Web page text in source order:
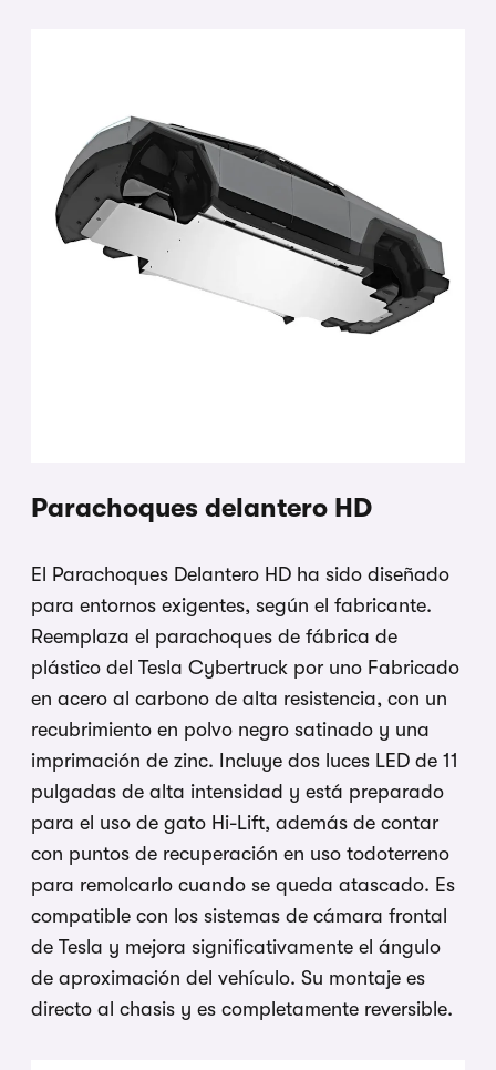
Parachoques delantero HD
El Parachoques Delantero HD ha sido diseñado
para entornos exigentes, según el fabricante.
Reemplaza el parachoques de fábrica de
plástico del Tesla Cybertruck por uno Fabricado
en acero al carbono de alta resistencia, con un
recubrimiento en polvo negro satinado y una
imprimación de zinc. Incluye dos luces LED de 11
pulgadas de alta intensidad y está preparado
para el uso de gato Hi-Lift, además de contar
con puntos de recuperación en uso todoterreno
para remolcarlo cuando se queda atascado. Es
compatible con los sistemas de cámara frontal
de Tesla y mejora significativamente el ángulo
de aproximación del vehículo. Su montaje es
directo al chasis y es completamente reversible.